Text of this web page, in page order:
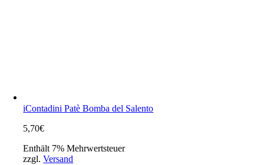
iContadini Patè Bomba del Salento
5,70€
Enthält 7% Mehrwertsteuer
zzgl.Versand